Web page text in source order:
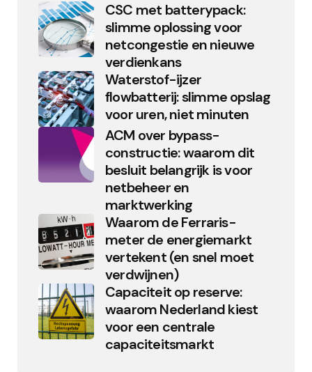
CSC met batterypack:
slimme oplossing voor
netcongestie en nieuwe
verdienkans
Waterstof-ijzer
flowbatterij: slimme opslag
voor uren, niet minuten
ACM over bypass-
constructie: waarom dit
besluit belangrijk is voor
netbeheer en
marktwerking
Waarom de Ferraris-
meter de energiemarkt
vertekent (en snel moet
verdwijnen)
Capaciteit op reserve:
waarom Nederland kiest
voor een centrale
capaciteitsmarkt